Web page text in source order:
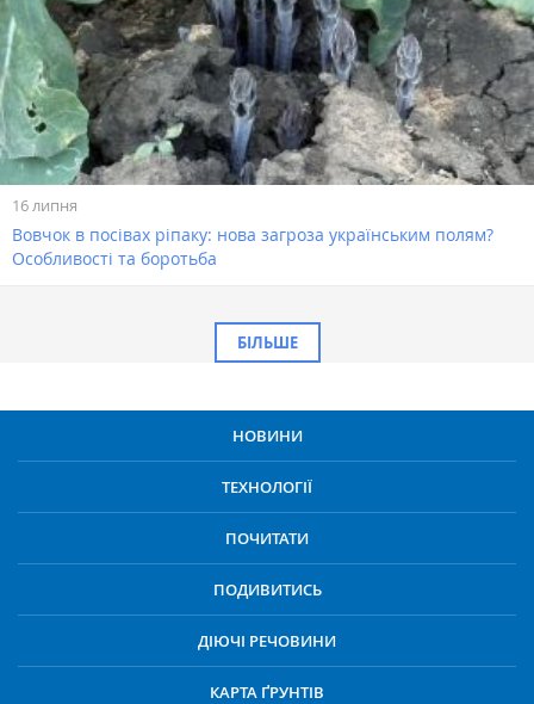
16 липня
Вовчок в посівах ріпаку: нова загроза українським полям?
Особливості та боротьба
БІЛЬШЕ
НОВИНИ
ТЕХНОЛОГІЇ
ПОЧИТАТИ
ПОДИВИТИСЬ
ДІЮЧІ РЕЧОВИНИ
КАРТА ҐРУНТІВ